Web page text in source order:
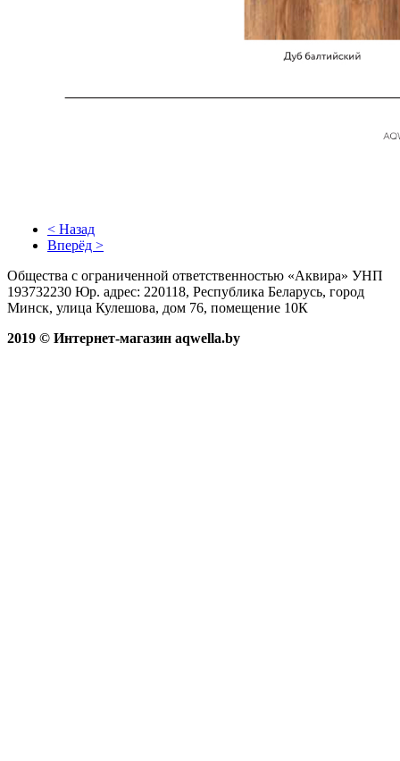
< Назад
Вперёд >
Общества с ограниченной ответственностью «Аквира» УНП
193732230 Юр. адрес: 220118, Республика Беларусь, город
Минск, улица Кулешова, дом 76, помещение 10К
2019 © Интернет-магазин aqwella.by